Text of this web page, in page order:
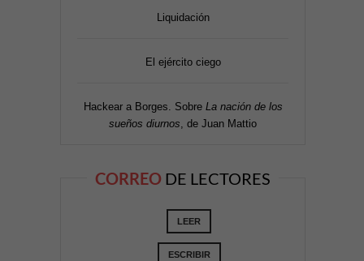
Liquidación
El ejército ciego
Hackear a Borges. Sobre La nación de los
sueños diurnos , de Juan Mattio
CORREO DE LECTORES
LEER
ESCRIBIR